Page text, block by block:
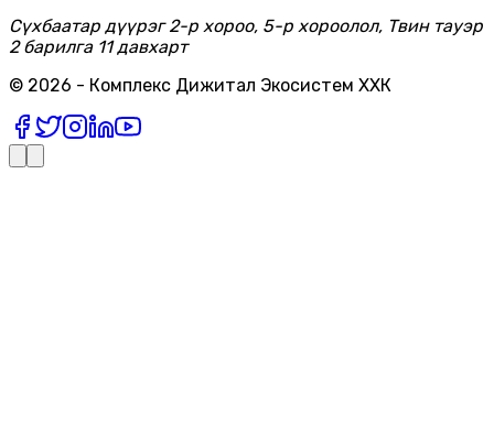
Сүхбаатар дүүрэг 2-р хороо, 5-р хороолол, Твин тауэр
2 барилга 11 давхарт
© 2026 - Комплекс Дижитал Экосистем ХХК